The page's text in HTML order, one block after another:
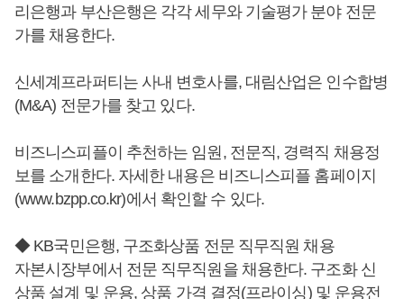
리은행과 부산은행은 각각 세무와 기술평가 분야 전문
가를 채용한다.
신세계프라퍼티는 사내 변호사를, 대림산업은 인수합병
(M&A) 전문가를 찾고 있다.
비즈니스피플이 추천하는 임원, 전문직, 경력직 채용정
보를 소개한다. 자세한 내용은 비즈니스피플 홈페이지
(www.bzpp.co.kr)에서 확인할 수 있다.
◆ KB국민은행, 구조화상품 전문 직무직원 채용
자본시장부에서 전문 직무직원을 채용한다. 구조화 신
상품 설계 및 운용, 상품 가격 결정(프라이싱) 및 운용전